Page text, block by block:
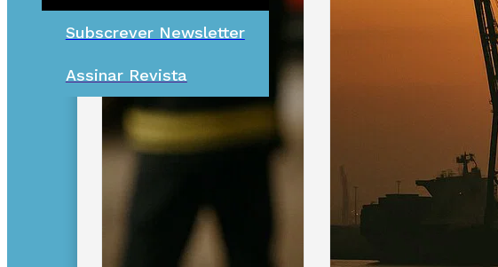
Subscrever Newsletter
Assinar Revista